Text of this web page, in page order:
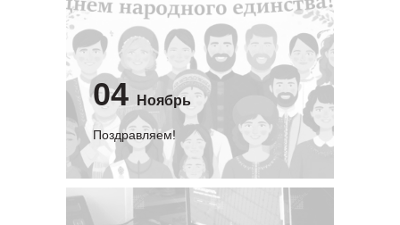
04 Ноябрь
Поздравляем!